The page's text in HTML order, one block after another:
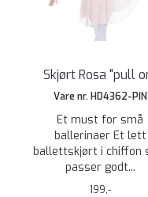
Skjørt Rosa "pull
Vare nr. HD4362-PIN
Et must for små
ballerinaer Et lett
ballettskjørt i chiffon
passer godt...
199,-